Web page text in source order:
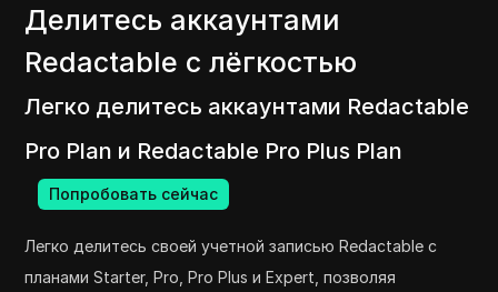
Делитесь аккаунтами
Redactable с лёгкостью
Легко делитесь аккаунтами Redactable
Pro Plan и Redactable Pro Plus Plan
Попробовать сейчас
Легко делитесь своей учетной записью Redactable с
планами Starter, Pro, Pro Plus и Expert, позволяя